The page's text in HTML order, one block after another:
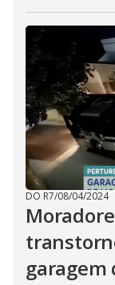
DO R7/08/04/2024
garagem